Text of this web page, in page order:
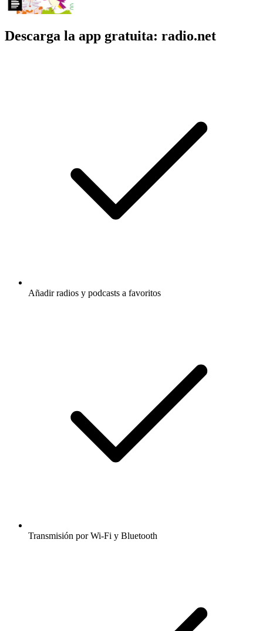
Descarga la app gratuita: radio.net
Añadir radios y podcasts a favoritos
Transmisión por Wi-Fi y Bluetooth